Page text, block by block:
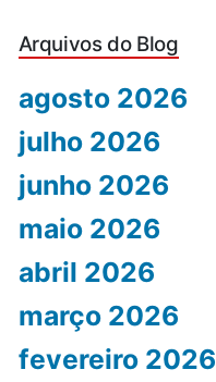
Arquivos do Blog
agosto 2026
julho 2026
junho 2026
maio 2026
abril 2026
março 2026
fevereiro 2026